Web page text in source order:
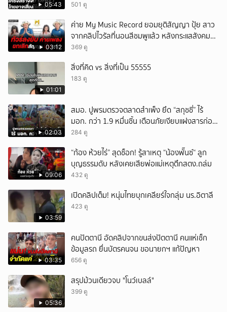
05:43 501 ดู
03:12
ค่าย My Music Record ยอมยุติสัญญา ปุ้ย สาว
จากคลิปไวรัลที่นอนสีชมพูแล้ว หลังกระแสสังคม
และคนในวงการวิจารณ์เรื่องความเหมาะสม
369 ดู
01:01
สิ่งที่คิด vs สิ่งที่เป็น 55555
183 ดู
02:03
สมอ. ปูพรมตรวจตลาดสำเพ็ง ยึด “สกุชชี่” ไร้
มอก. กว่า 1.9 หมื่นชิ้น เตือนภัยเงียบแฝงสารก่อ
มะเร็งและโลหะหนัก
284 ดู
09:06
“ก้อง ห้วยไร่” สุดช็อก! รู้สาเหตุ “น้องพั๊นซ์“ ลูก
บุญธรรมดับ หลังเคยเสียพ่อแม่เหตุตึกสตง.ถล่ม
432 ดู
03:59
เปิดคลิปเต็ม! หนุ่มไทยบุกเคลียร์ใจกลุ่ม นร.อิตาลี
423 ดู
03:35
คนปัตตานี อัดคลิปจากขนส่งปัตตานี คนแห่เช็ก
ข้อมูลรถ ยื่นบัตรคนจน ขอนายกฯ แก้ปัญหา
656 ดู
05:36
สรุปม้วนเดียวจบ "โนว์เบลล์"
399 ดู